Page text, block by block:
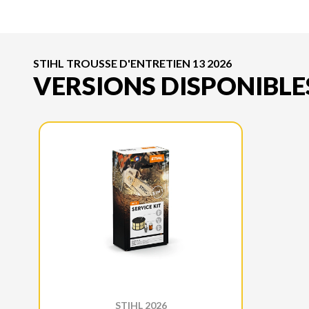
STIHL TROUSSE D'ENTRETIEN 13 2026
VERSIONS
STIHL 2026